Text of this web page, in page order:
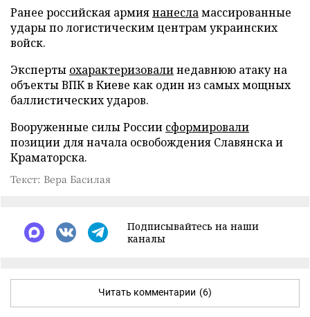
Ранее российская армиянанесламассированные
удары по логистическим центрам украинских
войск.
Эксперты охарактеризовалинедавнюю атаку на
объекты ВПК в Киеве как один из самых мощных
баллистических ударов.
Вооруженные силы России сформировали
позиции для начала освобождения Славянска и
Краматорска.
Текст: Вера Басилая
Подписывайтесь на наши
каналы
Читать комментарии (6)